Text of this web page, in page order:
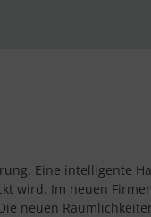
Eine intelligente
wird. Im neuen
neuen